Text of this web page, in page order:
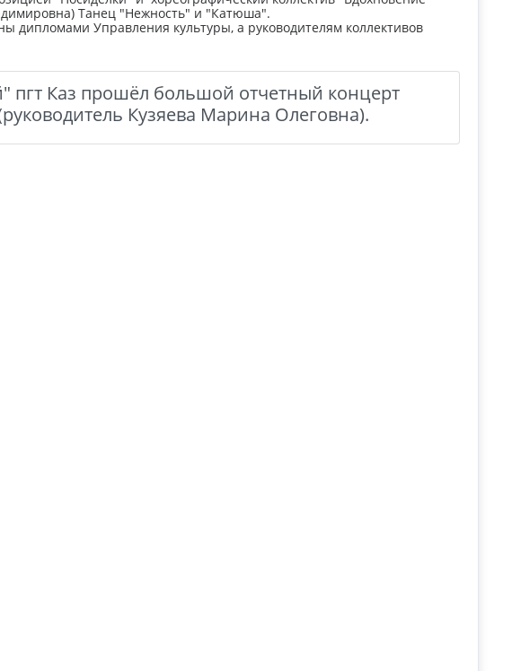
Танец "Нежность" и "Катюша".
дипломами Управления культуры, а руководителям коллективов
Каз прошёл большой отчетный концерт
Кузяева Марина Олеговна).